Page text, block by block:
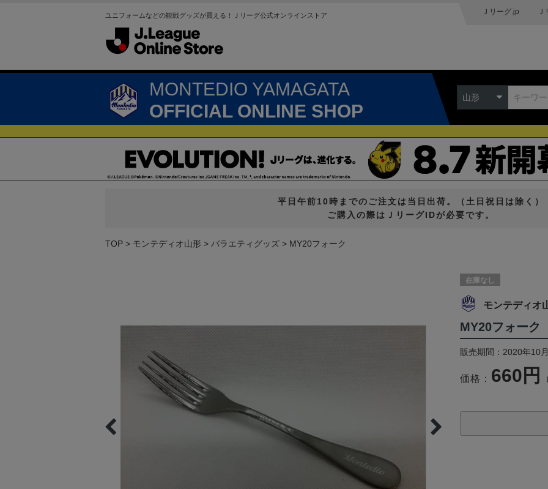
ユニフォームなどの観戦グッズが買える！Ｊリーグ公式オンラインストア Ｊリーグ.jp
MONTEDIO YAMAGATA
OFFICIAL ONLINE SHOP
山形
平日午前10時までのご注文は当日出荷。（土日祝日は除く）
ご購入の際はＪリーグIDが必要です。
TOP モンテディオ山形 バラエティグッズ MY20フォーク
在庫なし
モンテディオ
MY20フォーク
販売期間：2020年10
価格： 660円